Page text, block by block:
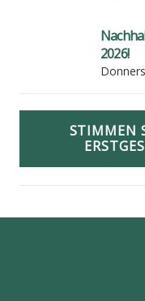
2026!
STIMMEN